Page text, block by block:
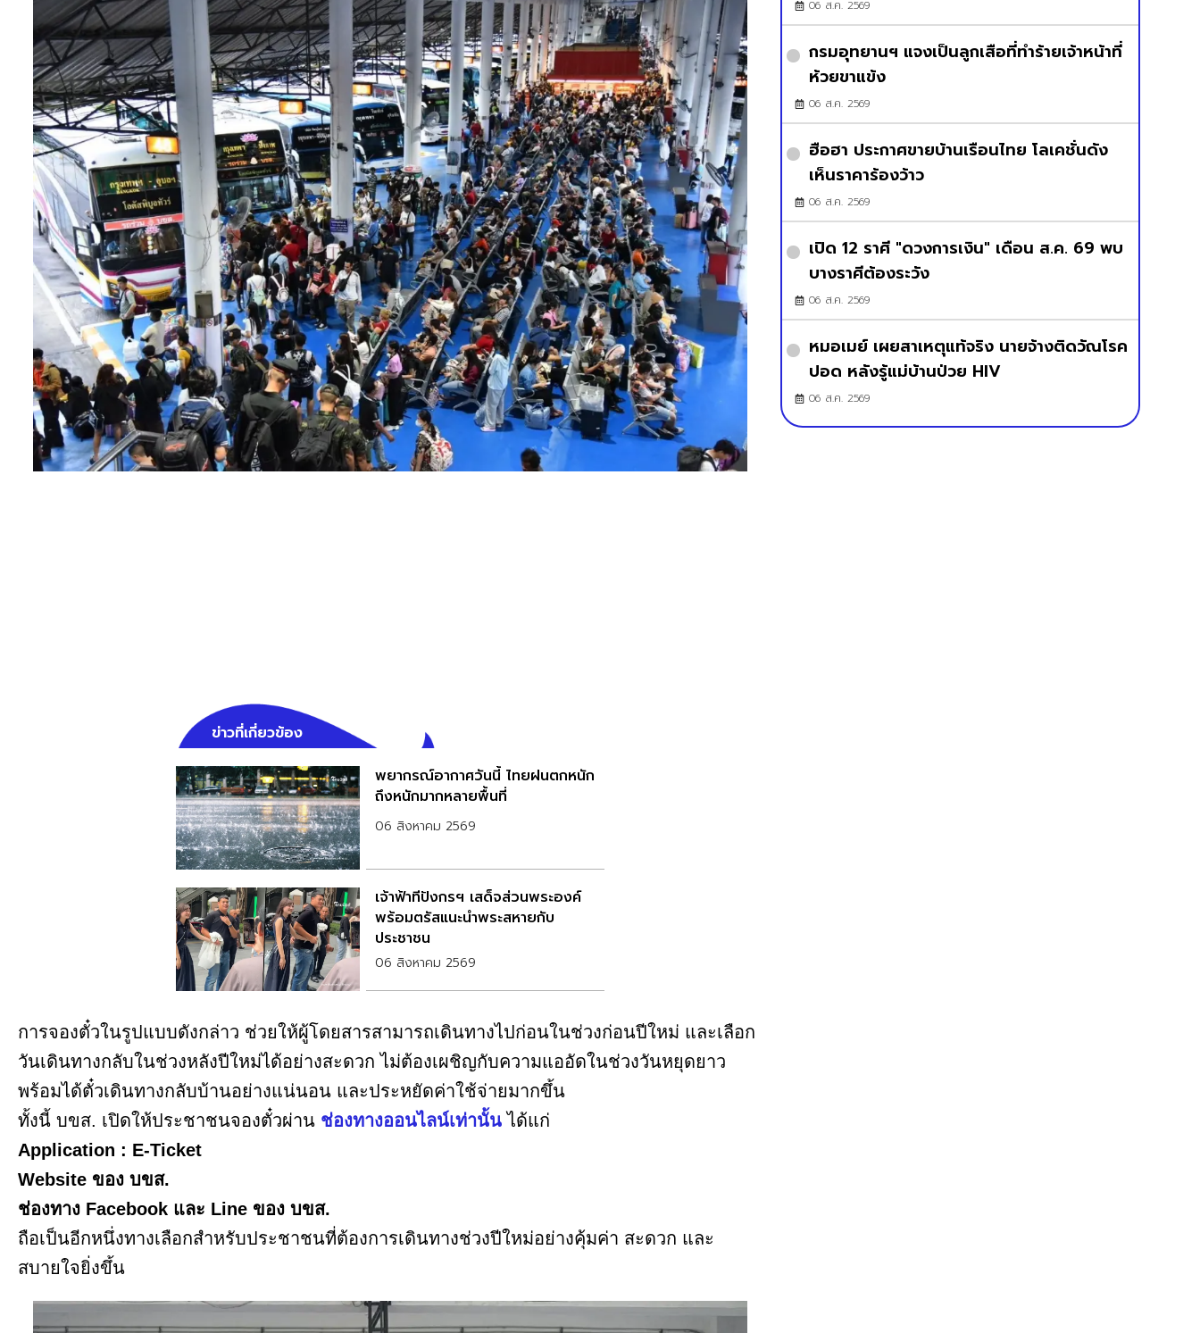
ข่าวที่เกี่ยวข้อง
พยากรณ์อากาศวันนี้ ไทยฝนตกหนัก
ถึงหนักมากหลายพื้นที่
06 สิงหาคม 2569
เจ้าฟ้าทีปังกรฯ เสด็จส่วนพระองค์
พร้อมตรัสแนะนำพระสหายกับ
ประชาชน
06 สิงหาคม 2569
การจองตั๋วในรูปแบบดังกล่าว ช่วยให้ผู้โดยสารสามารถเดินทางไปก่อนในช่วงก่อนปีใหม่ และเลือก
วันเดินทางกลับในช่วงหลังปีใหม่ได้อย่างสะดวก ไม่ต้องเผชิญกับความแออัดในช่วงวันหยุดยาว
พร้อมได้ตั๋วเดินทางกลับบ้านอย่างแน่นอน และประหยัดค่าใช้จ่ายมากขึ้น
ทั้งนี้ บขส. เปิดให้ประชาชนจองตั๋วผ่าน ช่องทางออนไลน์เท่านั้น ได้แก่
Application : E-Ticket
Website ของ บขส.
ช่องทาง Facebook และ Line ของ บขส.
ถือเป็นอีกหนึ่งทางเลือกสำหรับประชาชนที่ต้องการเดินทางช่วงปีใหม่อย่างคุ้มค่า สะดวก และ
สบายใจยิ่งขึ้น
06 ส.ค. 2569
กรมอุทยานฯ แจงเป็นลูกเสือที่ทำร้ายเจ้าหน้าที่
ห้วยขาแข้ง
06 ส.ค. 2569
ฮือฮา ประกาศขายบ้านเรือนไทย โลเคชั่นดัง
เห็นราคาร้องว้าว
06 ส.ค. 2569
เปิด 12 ราศี "ดวงการเงิน" เดือน ส.ค. 69 พบ
บางราศีต้องระวัง
06 ส.ค. 2569
หมอเมย์ เผยสาเหตุแท้จริง นายจ้างติดวัณโรค
ปอด หลังรู้แม่บ้านป่วย HIV
06 ส.ค. 2569